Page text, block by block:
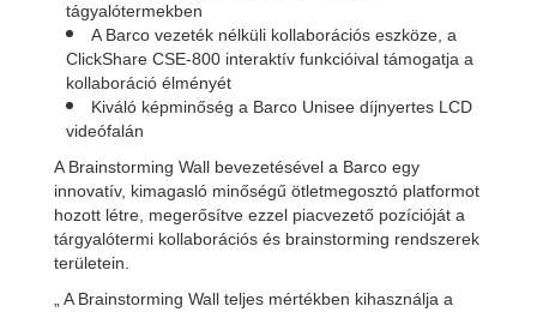
tágyalótermekben
A Barco vezeték nélküli kollaborációs eszköze, a
ClickShare CSE-800 interaktív funkcióival támogatja a
kollaboráció élményét
Kiváló képminőség a Barco Unisee díjnyertes LCD
videófalán
A Brainstorming Wall bevezetésével a Barco egy
innovatív, kimagasló minőségű ötletmegosztó platformot
hozott létre, megerősítve ezzel piacvezető pozícióját a
tárgyalótermi kollaborációs és brainstorming rendszerek
területein.
A Brainstorming Wall teljes mértékben kihasználja a